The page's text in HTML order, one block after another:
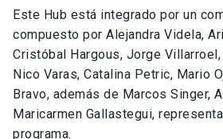
Este Hub está integrado por un
compuesto por Alejandra Videla,
Cristóbal Hargous, Jorge
Nico Varas, Catalina Petric, Mario
Bravo, además de Marcos Singer,
Maricarmen Gallastegui,
programa.